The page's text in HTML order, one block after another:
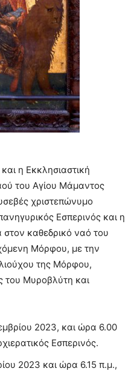
η Εκκλησιαστική
του Αγίου Μάμαντος
χριστεπώνυμο
Εσπερινός και η
στον καθεδρικό ναό του
Μόρφου, με την
της Μόρφου,
Μυροβλύτη και
2023, και ώρα 6.00
Εσπερινός.
2023 και ώρα 6.15 π.μ.,